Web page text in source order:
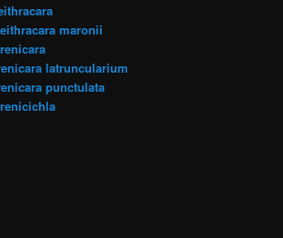
maronii
latruncularium
punctulata